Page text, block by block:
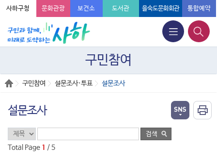
사하구청 문화관광 보건소 도서관 을숙도문화회관 통합예약
구민참여
구민참여 설문조사·투표 설문조사
설문조사
Total Page 1 / 5